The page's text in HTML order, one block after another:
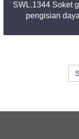
SWL.1344 Soket
pengisian